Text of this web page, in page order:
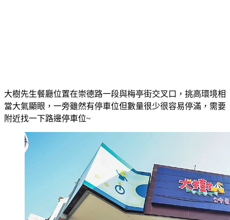
大樹先生餐廳位置在崇德路一段與梅亭街交叉口，挑高環境相
當大氣顯眼，一旁雖然有停車位但數量很少很容易停滿，需要
附近找一下路邊停車位~